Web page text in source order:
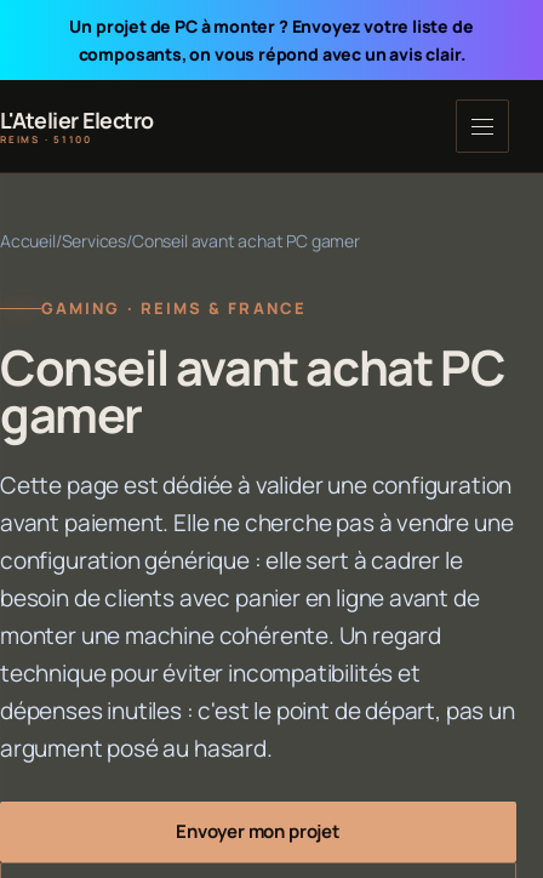
Un projet de PC à monter ? Envoyez votre liste de
composants, on vous répond avec un avis clair.
L'Atelier Electro
REIMS · 51100
Accueil/Services/Conseil avant achat PC gamer
GAMING · REIMS & FRANCE
Conseil avant achat PC
gamer
Cette page est dédiée à valider une configuration
avant paiement. Elle ne cherche pas à vendre une
configuration générique : elle sert à cadrer le
besoin de clients avec panier en ligne avant de
monter une machine cohérente. Un regard
technique pour éviter incompatibilités et
dépenses inutiles : c'est le point de départ, pas un
argument posé au hasard.
Envoyer mon projet